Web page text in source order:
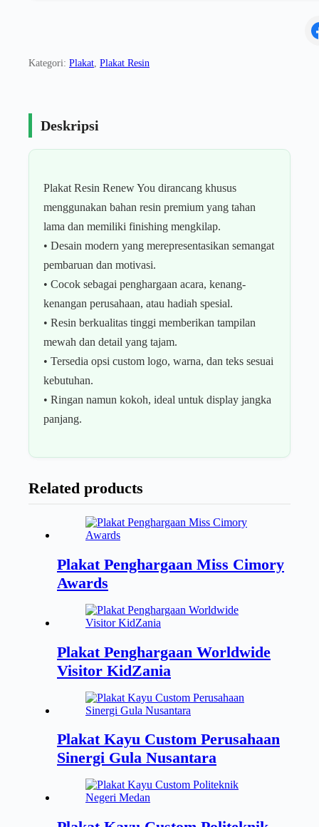
Kategori: Plakat Plakat Resin
Deskripsi
Plakat Resin Renew You dirancang khusus
menggunakan bahan resin premium yang tahan
lama dan memiliki finishing mengkilap.
• Desain modern yang merepresentasikan semangat
pembaruan dan motivasi.
• Cocok sebagai penghargaan acara, kenang-
kenangan perusahaan, atau hadiah spesial.
• Resin berkualitas tinggi memberikan tampilan
mewah dan detail yang tajam.
• Tersedia opsi custom logo, warna, dan teks sesuai
kebutuhan.
• Ringan namun kokoh, ideal untuk display jangka
panjang.
Related products
Plakat Penghargaan Miss Cimory
Awards
Plakat Penghargaan Worldwide
Visitor KidZania
Plakat Kayu Custom Perusahaan
Sinergi Gula Nusantara